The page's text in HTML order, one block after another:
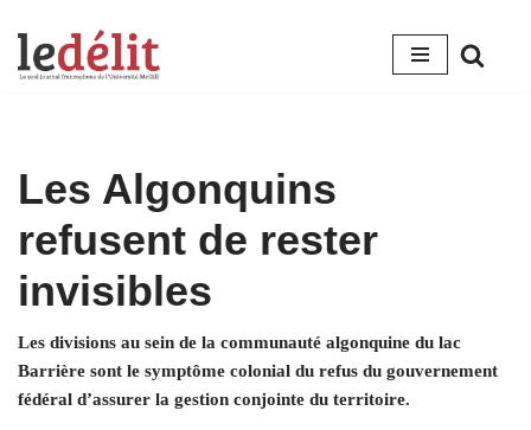
Aller
Les Algonquins
refusent de rester
invisibles
Les divisions au sein de la communauté algonquine du lac
Barrière sont le symptôme colonial du refus du gouvernement
fédéral d’assurer la gestion conjointe du territoire.